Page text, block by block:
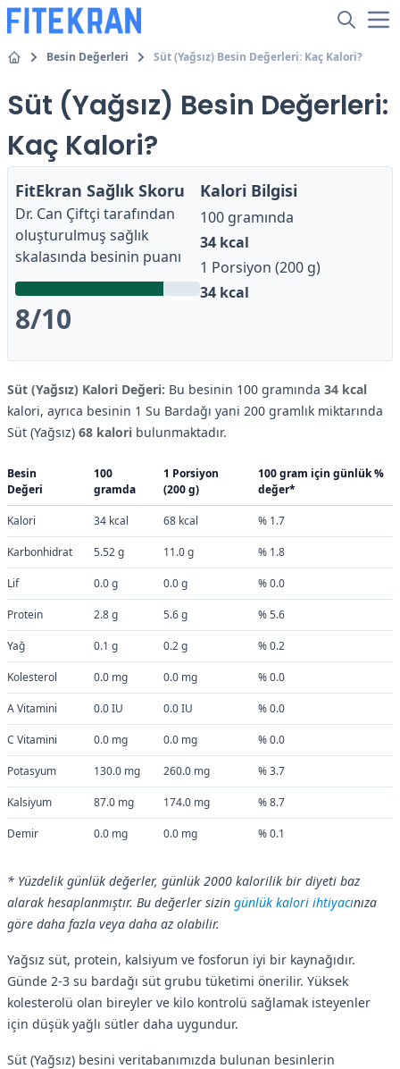
Besin Değerleri Süt (Yağsız) Besin Değerleri: Kaç Kalori?
Süt (Yağsız) Besin Değerleri:
Kaç Kalori?
FitEkran Sağlık Skoru
Dr. Can Çiftçi tarafından
oluşturulmuş sağlık
skalasında besinin puanı
8/10
Kalori Bilgisi
100 gramında
34 kcal
1 Porsiyon (200 g)
34 kcal
Süt (Yağsız) Kalori Değeri: Bu besinin 100 gramında 34 kcal
kalori, ayrıca besinin 1 Su Bardağı yani 200 gramlık miktarında
Süt (Yağsız) 68 kalori bulunmaktadır.
Besin
Değeri
100
gramda
1 Porsiyon
(200 g)
100 gram için günlük %
değer*
Kalori 34 kcal 68 kcal % 1.7
Karbonhidrat 5.52 g 11.0 g % 1.8
Lif 0.0 g 0.0 g % 0.0
Protein 2.8 g 5.6 g % 5.6
Yağ 0.1 g 0.2 g % 0.2
Kolesterol 0.0 mg 0.0 mg % 0.0
A Vitamini 0.0 IU 0.0 IU % 0.0
C Vitamini 0.0 mg 0.0 mg % 0.0
Potasyum 130.0 mg 260.0 mg % 3.7
Kalsiyum 87.0 mg 174.0 mg % 8.7
Demir 0.0 mg 0.0 mg % 0.1
* Yüzdelik günlük değerler, günlük 2000 kalorilik bir diyeti baz
alarak hesaplanmıştır. Bu değerler sizin günlük kalori ihtiyacınıza
göre daha fazla veya daha az olabilir.
Yağsız süt, protein, kalsiyum ve fosforun iyi bir kaynağıdır.
Günde 2-3 su bardağı süt grubu tüketimi önerilir. Yüksek
kolesterolü olan bireyler ve kilo kontrolü sağlamak isteyenler
için düşük yağlı sütler daha uygundur.
Süt (Yağsız) besini veritabanımızda bulunan besinlerin